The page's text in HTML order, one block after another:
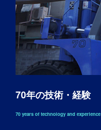
70年の技術・経験
70 years of technology and experience